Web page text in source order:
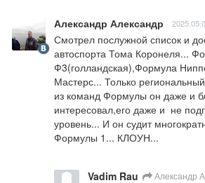
Александр Александр
Смотрел послужной список и
автоспорта Тома Коронеля...
Ф3(голландская),Формула
Мастерс... Только
из команд Формулы он даже и
интересовал,его даже и  не
уровень... И он судит
Формулы 1... КЛОУН...
Vadim Rau Александр